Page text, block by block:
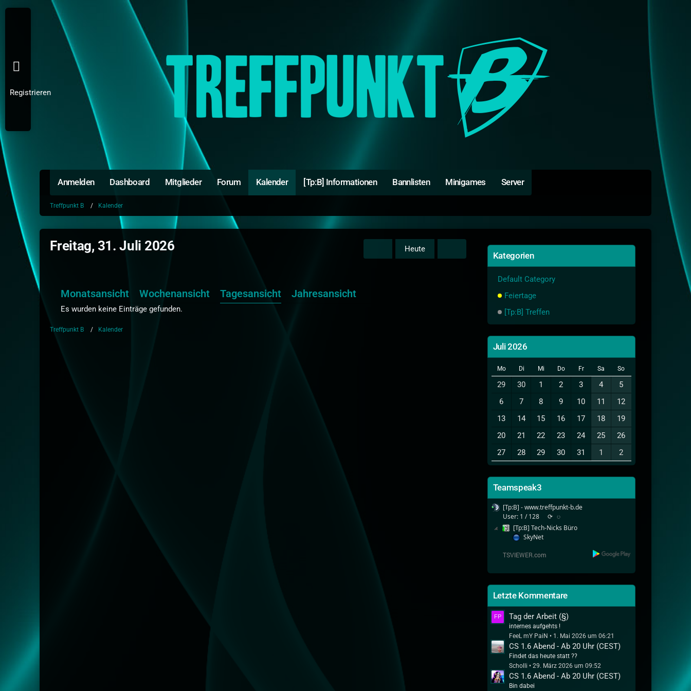
Anmelden Dashboard Mitglieder Forum Kalender [Tp:B] Informationen Bannlisten Minigames Server
Registrieren
Treffpunkt B Kalender
Freitag, 31. Juli 2026 Heute
Monatsansicht Wochenansicht Tagesansicht Jahresansicht
Es wurden keine Einträge gefunden.
Treffpunkt B Kalender
Kategorien
Default Category
Feiertage
[Tp:B] Treffen
Juli 2026
Mo Di Mi Do Fr Sa So
29 30 1 2 3 4
5
6
7 8 9 10 11
12
13
14 15 16 17 18
19
20
21 22 23 24 25
26
27
28 29 30 31 1 2
Teamspeak3
[Tp:B] - www.treffpunkt-b.de
User: 1 / 128
⟳ ◌
[Tp:B] Tech-Nicks Büro
SkyNet
Letzte Kommentare
Tag der Arbeit (§)
internes aufgehts !
FeeL mY PaiN
1. Mai 2026 um 06:21
CS 1.6 Abend - Ab 20 Uhr (CEST)
Findet das heute statt ??
Scholli
29. März 2026 um 09:52
CS 1.6 Abend - Ab 20 Uhr (CEST)
Bin dabei